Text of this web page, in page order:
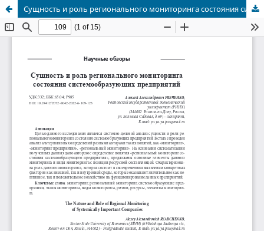
Сущность и роль регионального мониторинга состояния системообразующих предприятий